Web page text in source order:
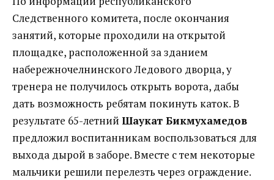
Следственного комитета, после окончания
занятий, которые проходили на открытой
площадке, расположенной за зданием
набережночелнинского Ледового дворца, у
тренера не получилось открыть ворота, дабы
дать возможность ребятам покинуть каток. В
результате 65-летний Шаукат Бикмухамедов
предложил воспитанникам воспользоваться для
выхода дырой в заборе. Вместе с тем некоторые
мальчики решили перелезть через ограждение.